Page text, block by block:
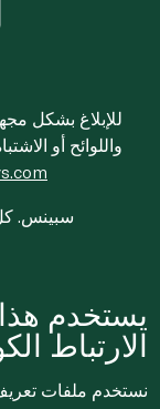
للإبلاغ بشكل
واللوائح أو
© 2020-2026
يستخدم
الارتباط
نستخدم ملفات